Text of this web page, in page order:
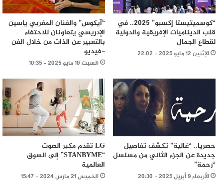
“كوسميتيستا إكسبو” 2025.. في
قلب الديناميات الإفريقية والدولية
لقطاع الجمال
الإثنين 12 مايو 2025 - 22:02
“آيكوس” والفنان المغربي ياسين
الإدريسي يتعاونان للاحتفاء
بالتعبير عن الذات من خلال الفن
-فيديو
السبت 10 مايو 2025 - 10:35
حصريا.. “غالية” تكشف تفاصيل
جديدة عن الجزء الثاني من مسلسل
“رحمة”
الأربعاء 9 أبريل 2025 - 20:30
LG تقدم مكبر الصوت
“STANBYME” إلى السوق
العالمية
الخميس 21 مارس 2024 - 15:47